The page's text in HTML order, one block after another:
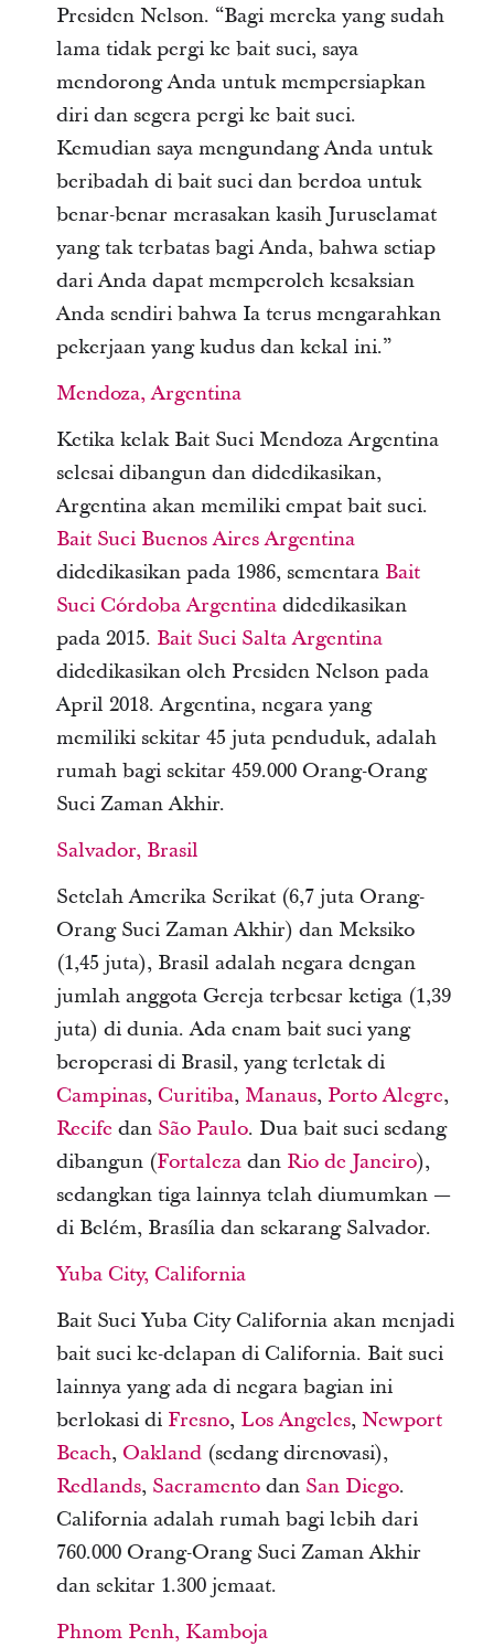
Presiden Nelson. “Bagi mereka yang sudah
lama tidak pergi ke bait suci, saya
mendorong Anda untuk mempersiapkan
diri dan segera pergi ke bait suci.
Kemudian saya mengundang Anda untuk
beribadah di bait suci dan berdoa untuk
benar-benar merasakan kasih Juruselamat
yang tak terbatas bagi Anda, bahwa setiap
dari Anda dapat memperoleh kesaksian
Anda sendiri bahwa Ia terus mengarahkan
pekerjaan yang kudus dan kekal ini.”
Mendoza, Argentina
Ketika kelak Bait Suci Mendoza Argentina
selesai dibangun dan didedikasikan,
Argentina akan memiliki empat bait suci.
Bait Suci Buenos Aires Argentina
didedikasikan pada 1986, sementara Bait
Suci Córdoba Argentina didedikasikan
pada 2015. Bait Suci Salta Argentina
didedikasikan oleh Presiden Nelson pada
April 2018. Argentina, negara yang
memiliki sekitar 45 juta penduduk, adalah
rumah bagi sekitar 459.000 Orang-Orang
Suci Zaman Akhir.
Salvador, Brasil
Setelah Amerika Serikat (6,7 juta Orang-
Orang Suci Zaman Akhir) dan Meksiko
(1,45 juta), Brasil adalah negara dengan
jumlah anggota Gereja terbesar ketiga (1,39
juta) di dunia. Ada enam bait suci yang
beroperasi di Brasil, yang terletak di
Campinas, Curitiba, Manaus, Porto Alegre,
Recife dan São Paulo. Dua bait suci sedang
dibangun (Fortalezadan Rio de Janeiro),
sedangkan tiga lainnya telah diumumkan —
di Belém, Brasília dan sekarang Salvador.
Yuba City, California
Bait Suci Yuba City California akan menjadi
bait suci ke-delapan di California. Bait suci
lainnya yang ada di negara bagian ini
berlokasi di Fresno, Los Angeles, Newport
Beach, Oakland(sedang direnovasi),
Redlands, Sacramentodan San Diego.
California adalah rumah bagi lebih dari
760.000 Orang-Orang Suci Zaman Akhir
dan sekitar 1.300 jemaat.
Phnom Penh, Kamboja